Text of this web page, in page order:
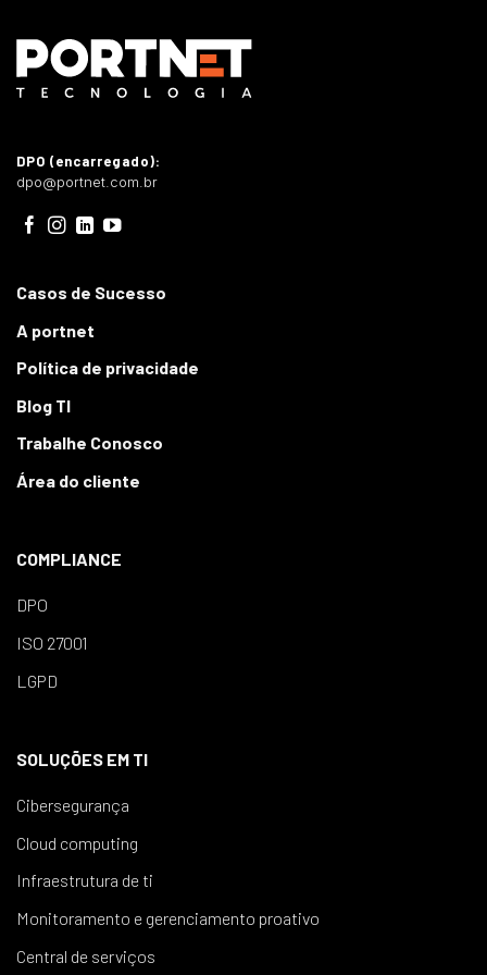
DPO (encarregado):
dpo@portnet.com.br
Casos de Sucesso
A portnet
Política de privacidade
Blog TI
Trabalhe Conosco
Área do cliente
COMPLIANCE
DPO
ISO 27001
LGPD
SOLUÇÕES EM TI
Cibersegurança
Cloud computing
Infraestrutura de ti
Monitoramento e gerenciamento proativo
Central de serviços